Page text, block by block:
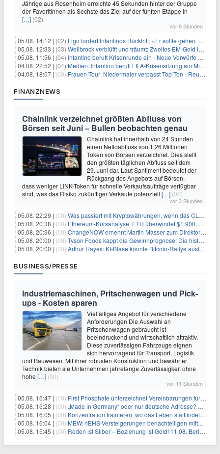
Jährige aus Rosenheim erreichte 45 Sekunden hinter der Gruppe
der Favoritinnen als Sechste das Ziel auf der fünften Etappe in
[…] (02)
vor 9 Stunden
05.08. 14:12 | (02) Figo fordert Infantinos Rücktritt: «Er sollte gehen. Jetzt»
05.08. 12:33 | (03) Wellbrock verblüfft und träumt: Zweites EM-Gold in Paris
05.08. 11:56 | (04) Infantino beruft Krisenrunde ein - Neue Vorwürfe gegen FIFA
04.08. 22:52 | (04) Medien: Infantino beruft FIFA-Krisensitzung am Mittwoch ein
04.08. 18:07 | (00) Frauen-Tour: Niedermaier verpasst Top Ten - Reusser siegt
FINANZNEWS
Chainlink verzeichnet größten Abfluss von
Börsen seit Juni – Bullen beobachten genau
Chainlink hat innerhalb von 24 Stunden
einen Nettoabfluss von 1,26 Millionen
Token von Börsen verzeichnet. Dies stellt
den größten täglichen Abfluss seit dem
29. Juni dar. Laut Santiment bedeutet der
Rückgang des Angebots auf Börsen,
dass weniger LINK-Token für schnelle Verkaufsaufträge verfügbar
sind, was das Risiko zukünftiger Verkäufe potenziell […] (00)
vor 3 Stunden
05.08. 22:29 | (00) Was passiert mit Kryptowährungen, wenn das CLARITY-Gesetz diese Woche scheitert? Hougan erklärt
05.08. 20:38 | (00) Ethereum-Kursanalyse: ETH überwindet $1.900, aber größere Herausforderungen stehen bevor
05.08. 20:36 | (00) ChangeNOW ernennt Martin Masser zum Direktor für strategische Partnerschaften
05.08. 20:00 | (00) Tyson Foods kappt die Gewinnprognose: Die historische Rinderkrise will einfach nicht enden
05.08. 20:00 | (00) Arthur Hayes: KI-Blase könnte Bitcoin-Rallye auslösen
BUSINESS/PRESSE
Industriemaschinen, Pritschenwagen und Pick-
ups - Kosten sparen
Vielfältiges Angebot für verschiedene
Anforderungen Die Auswahl an
Pritschenwagen gebraucht ist
beeindruckend und wirtschaftlich attraktiv.
Diese zuverlässigen Fahrzeuge eignen
sich hervorragend für Transport, Logistik
und Bauwesen. Mit ihrer robusten Konstruktion und bewährter
Technik bieten sie Unternehmen jahrelange Zuverlässigkeit ohne
hohe […] (00)
vor 11 Stunden
05.08. 16:47 | (00) First Phosphate unterzeichnet Vereinbarungen für nicht zu refundierende Zuwendungen in Höhe von 4,84 Mio. $ von der kanadischen Regierung für Straßeninfrastruktur und Stromübertragungsleitungen
05.08. 16:28 | (00) „Made in Germany“ oder nur deutsche Adresse? So erkennen Sie, wo Ihre Leiterplatten wirklich gefertigt werden
05.08. 16:05 | (00) Konzentration trainieren, wo das Leben stattfindet: Mobile EEG-Technologie bringt Neurofeedback in den Alltag
05.08. 16:04 | (00) MEW: nEHS-Versteigerungen benachteiligen mittelständische Unternehmen
05.08. 15:45 | (00) Reden ist Silber – Beziehung ist Gold! 11.08. Berlin – 18:30 Uhr